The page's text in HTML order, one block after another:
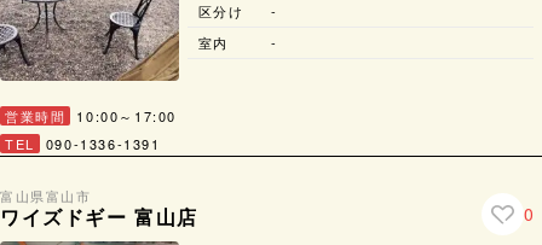
営業時間
10:00～17:00
TEL
090-1336-1391
区分け
-
室内
-
富山県富山市
ワイズドギー 富山店 0